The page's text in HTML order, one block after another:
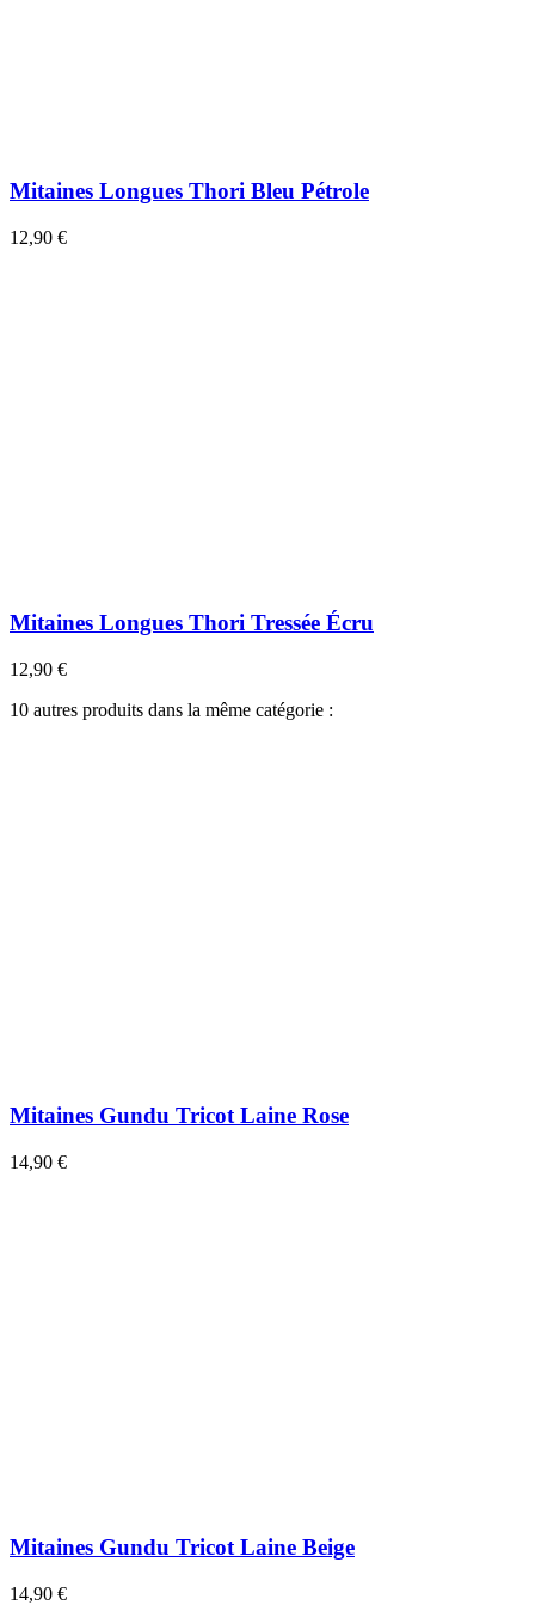
Mitaines Longues Thori Bleu Pétrole
12,90 €
Mitaines Longues Thori Tressée Écru
12,90 €
10 autres produits dans la même catégorie :
Mitaines Gundu Tricot Laine Rose
14,90 €
Mitaines Gundu Tricot Laine Beige
14,90 €